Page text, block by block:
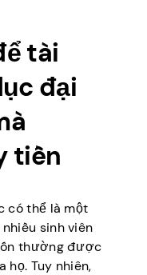
tài
đại
tiền
có thể là một
sinh viên
thường được
họ. Tuy nhiên,